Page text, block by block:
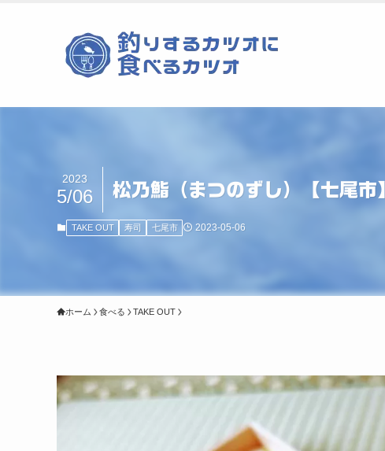
松乃鮨（まつのずし）【七尾
2023
5/06
TAKE OUT 寿司 七尾市 2023-05-06
ホーム 食べる TAKE OUT